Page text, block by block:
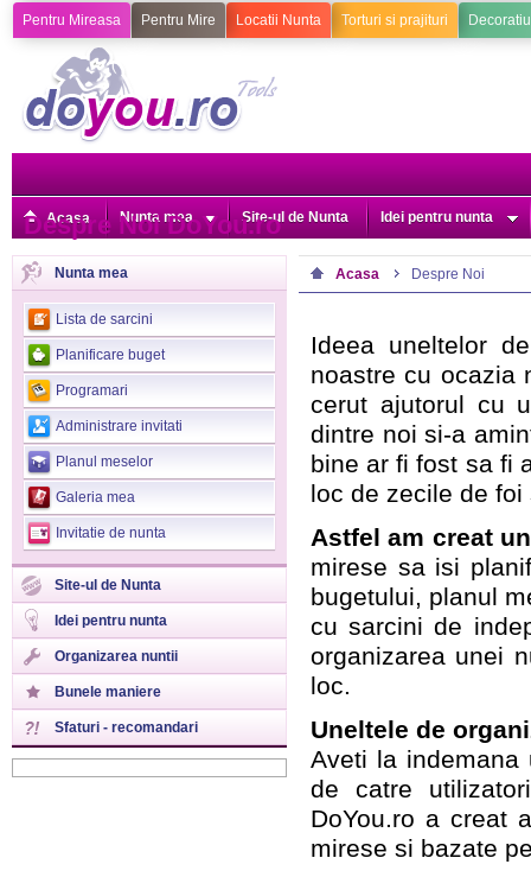
Pentru Mireasa Pentru Mire Locatii Nunta Torturi si prajituri
Acasa Nunta mea Site-ul de Nunta Idei pentru nunta
Despre Noi DoYou.ro
Nunta mea
Lista de sarcini
Planificare buget
Programari
Administrare invitati
Planul meselor
Galeria mea
Invitatie de nunta
Site-ul de Nunta
Idei pentru nunta
Organizarea nuntii
Bunele maniere
Sfaturi - recomandari
Acasa Despre Noi
Ideea uneltelor
noastre cu ocazia
cerut ajutorul cu
dintre noi si-a
bine ar fi fost sa fi
loc de zecile de
Astfel am creat
mirese sa isi
bugetului, planul
cu sarcini de
organizarea unei
loc.
Uneltele de
Aveti la indemana
de catre
DoYou.ro a creat
mirese si bazate